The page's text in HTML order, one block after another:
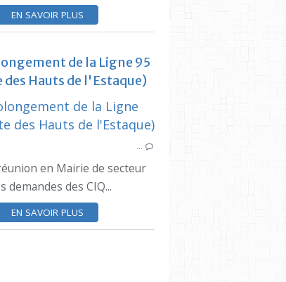
EN SAVOIR PLUS
ARTICLES CIQ ESTAQUE
de la Ligne 95
des Hauts de l'Estaque)
…
en Mairie de secteur
demandes des CIQ...
EN SAVOIR PLUS